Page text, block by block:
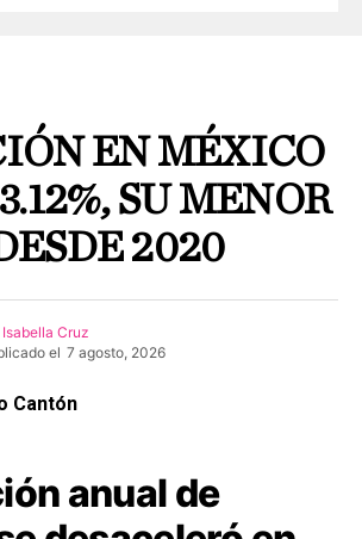
EN MÉXICO
SU MENOR
2020
Isabella Cruz
el 7 agosto, 2026
Cantón
anual de